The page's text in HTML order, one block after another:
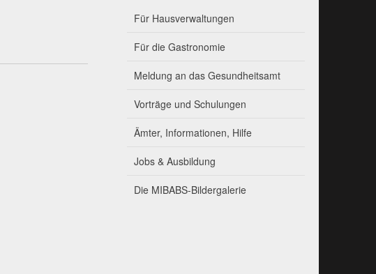
Für Hausverwaltungen
Für die Gastronomie
Meldung an das Gesundheitsamt
Vorträge und Schulungen
Ämter, Informationen, Hilfe
Jobs & Ausbildung
Die MIBABS-Bildergalerie